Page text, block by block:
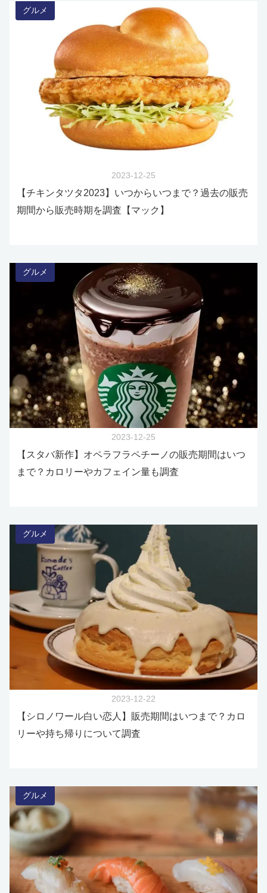
グルメ
2023-12-25
【チキンタツタ2023】いつからいつまで？過去の販売
期間から販売時期を調査【マック】
グルメ
2023-12-25
【スタバ新作】オペラフラペチーノの販売期間はいつ
まで？カロリーやカフェイン量も調査
グルメ
2023-12-22
【シロノワール白い恋人】販売期間はいつまで？カロ
リーや持ち帰りについて調査
グルメ